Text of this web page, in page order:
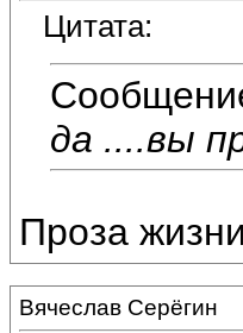
Цитата:
да ....вы
Проза
Вячеслав Серёгин